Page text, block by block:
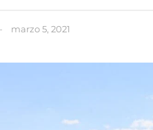
marzo 5, 2021